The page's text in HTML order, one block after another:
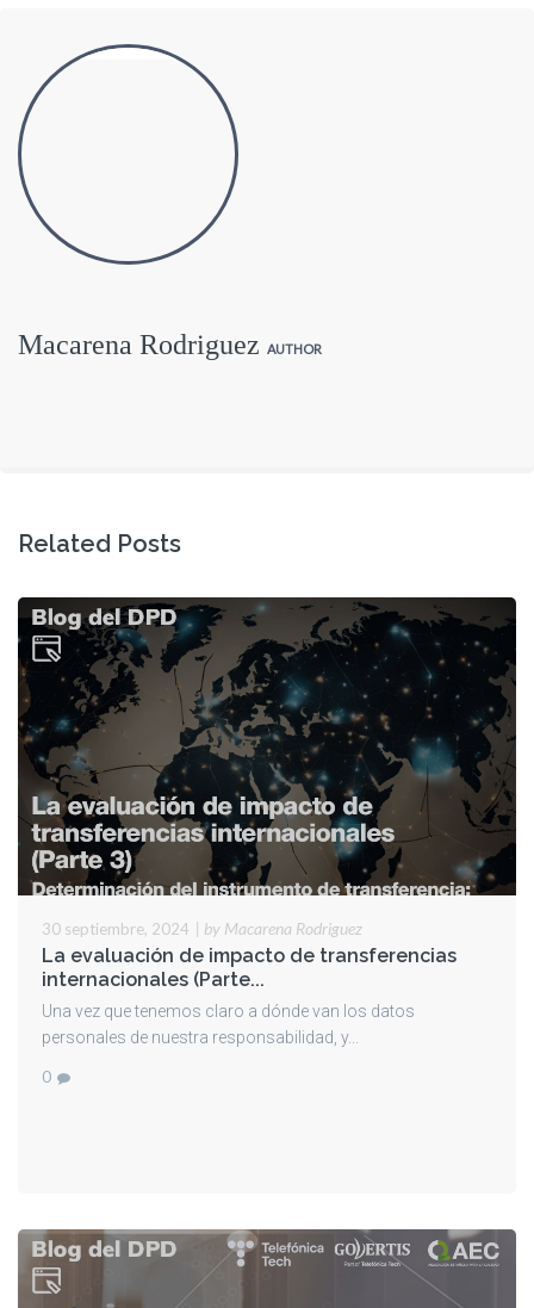
Macarena Rodriguez AUTHOR
Related Posts
30 septiembre, 2024 | by Macarena Rodriguez
La evaluación de impacto de transferencias
internacionales (Parte...
Una vez que tenemos claro a dónde van los datos
personales de nuestra responsabilidad, y...
0